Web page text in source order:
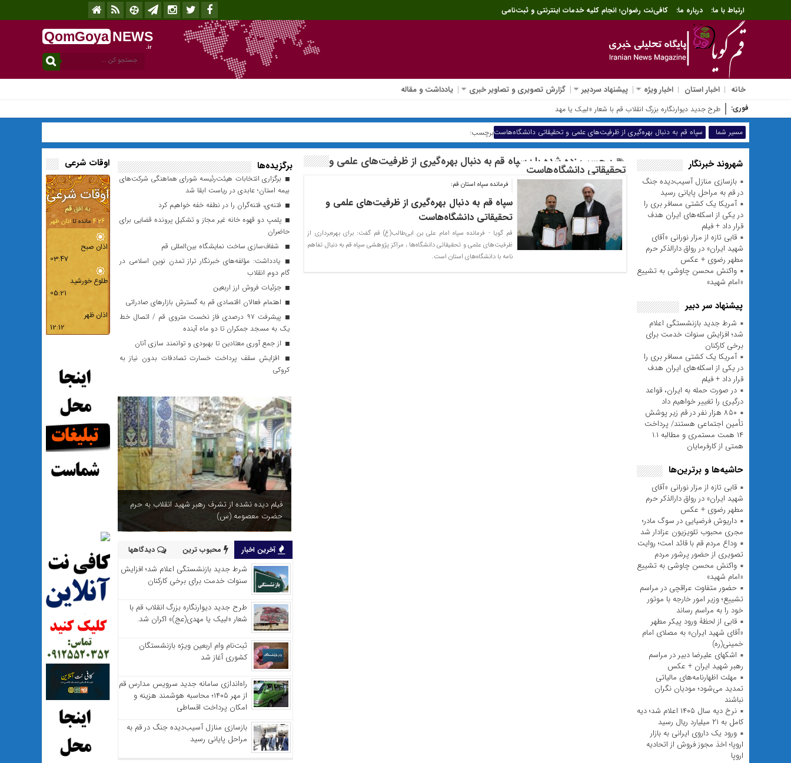
ارتباط با ما: درباره ما: کافی‌نت رضوان؛ انجام کلیه خدمات اینترنتی و ثبت‌نامی
QomGoya NEWS
.ir
خانه اخبار استان اخبار ویژه پیشنهاد سردبیر گزارش تصویری و تصاویر خبری یادداشت و مقاله
فوری: طرح جدید دیوارنگاره بزرگ انقلاب قم با شعار «لبیک یا مهدی(عج)» اکران شد.
مسیر شما برچسب:سپاه قم به دنبال بهره‌گیری از ظرفیت‌های علمی و تحقیقاتی دانشگاه‌هاست
شهروند خبرنگار
بازسازی منازل آسیب‌دیده جنگ
در قم به مراحل پایانی رسید
آمریکا یک کشتی مسافر بری را
در یکی از اسکله‌های ایران هدف
قرار داد + فیلم
قابی تازه از مزار نورانی «آقای
شهید ایران» در رواق دارالذکر حرم
مطهر رضوی + عکس
واکنش محسن چاوشی به تشییع
«امام شهید»
پیشنهاد سر دبیر
شرط جدید بازنشستگی اعلام
شد؛ افزایش سنوات خدمت برای
برخی کارکنان
آمریکا یک کشتی مسافر بری را
در یکی از اسکله‌های ایران هدف
قرار داد + فیلم
در صورت حمله به ایران، قواعد
درگیری را تغییر خواهیم داد
۸۵۰ هزار نفر در قم زیر پوشش
تأمین اجتماعی هستند/ پرداخت
۱۴ همت مستمری و مطالبه ۱.۱
همتی از کارفرمایان
حاشیه‌ها و برترین‌ها
قابی تازه از مزار نورانی «آقای
شهید ایران» در رواق دارالذکر حرم
مطهر رضوی + عکس
داریوش فرضیایی در سوگ مادر؛
مجری محبوب تلویزیون عزادار شد
وداع مردم قم با قائد امت؛ روایت
تصویری از حضور پرشور مردم
واکنش محسن چاوشی به تشییع
«امام شهید»
حضور متفاوت عراقچی در مراسم
تشییع؛ وزیر امور خارجه با موتور
خود را به مراسم رساند
قابی از لحظۀ ورود پیکر مطهر
«آقای شهید ایران» به مصلای امام
خمینی(ره)
اشکهای علیرضا دبیر در مراسم
رهبر شهید ایران + عکس
مهلت اظهارنامه‌های مالیاتی
تمدید می‌شود؛ مودیان نگران
نباشند
نرخ دیه سال ۱۴۰۵ اعلام شد؛ دیه
کامل به ۲۱ میلیارد ریال رسید
ورود یک داروی ایرانی به بازار
اروپا؛ اخذ مجوز فروش از اتحادیه
اروپا
برچسب زده شده با : سپاه قم به دنبال بهره‌گیری از ظرفیت‌های علمی و
تحقیقاتی دانشگاه‌هاست
فرمانده سپاه استان قم:‌
سپاه قم به دنبال بهره‌گیری از ظرفیت‌های علمی و
تحقیقاتی دانشگاه‌هاست
قم گویا - فرمانده سپاه امام علی بن ابی‌طالب(ع) قم گفت: برای بهره‌برداری از
ظرفیت‌های علمی و تحقیقاتی دانشگاه‌ها ، مراکز پژوهشی سپاه قم به دنبال تفاهم
نامه با دانشگاه‌های استان است.
برگزیده‌ها
برگزاری انتخابات هیئت‌رئیسه شورای هماهنگی شرکت‌های
بیمه استان؛ عابدی در ریاست ابقا شد
فتنه‌ی،‌ فتنه‌گران را در نطفه خفه ‌خواهیم کرد
پلمپ دو قهوه خانه غیر مجاز و تشکیل پرونده قضایی برای
حاضران
شفاف‌سازی ساخت نمایشگاه بین‌المللی قم
یادداشت: مؤلفه‌های خبرنگار تراز تمدن نوین اسلامی در
گام دوم انقلاب
جزئیات فروش ارز اربعین
اهتمام فعالان اقتصادی قم به گسترش بازارهای صادراتی
پیشرفت ۹۷ درصدی فاز نخست متروی قم / اتصال خط
یک به مسجد جمکران تا دو ماه آینده
از جمع آوری معتادین تا بهبودی و توانمند سازی آنان
افزایش سقف پرداخت خسارت تصادفات بدون نیاز به
کروکی
فیلم دیده نشده از تشرف رهبر شهید انقلاب به حرم
حضرت معصومه (س)
شب‌های بی‌خواب قم برای شهری هوشمند
آخرین اخبار محبوب ترین دیدگاهها
شرط جدید بازنشستگی اعلام شد؛ افزایش
سنوات خدمت برای برخی کارکنان
طرح جدید دیوارنگاره بزرگ انقلاب قم با
شعار «لبیک یا مهدی(عج)» اکران شد.
ثبت‌نام وام اربعین ویژه بازنشستگان
کشوری آغاز شد
راه‌اندازی سامانه جدید سرویس مدارس قم
از مهر ۱۴۰۵؛ محاسبه هوشمند هزینه و
امکان پرداخت اقساطی
بازسازی منازل آسیب‌دیده جنگ در قم به
مراحل پایانی رسید
اوقات شرعی